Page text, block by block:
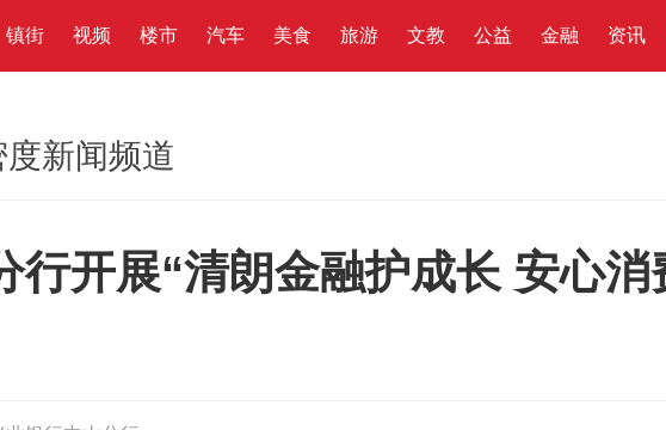
镇街 视频 楼市 汽车 美食 旅游 文教 公益 金融 资讯
新闻频道
行开展“清朗金融护成长 安心